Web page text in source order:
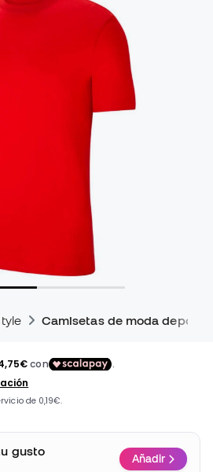
Camisetas de moda
gusto
Añadir